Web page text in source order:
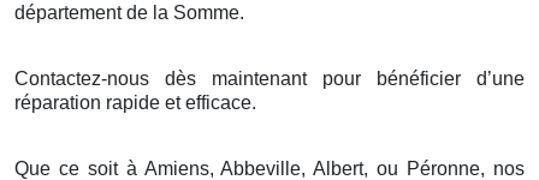
département de la Somme.
Contactez-nous dès maintenant pour bénéficier d’une
réparation rapide et efficace.
Que ce soit à Amiens, Abbeville, Albert, ou Péronne, nos